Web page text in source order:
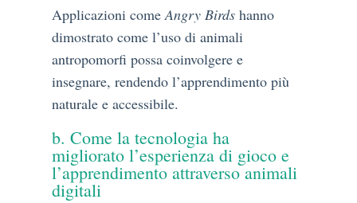
Applicazioni comeAngry Birdshanno
dimostrato come l’uso di animali
antropomorfi possa coinvolgere e
insegnare, rendendo l’apprendimento più
naturale e accessibile.
b. Come la tecnologia ha
migliorato l’esperienza di gioco e
l’apprendimento attraverso animali
digitali